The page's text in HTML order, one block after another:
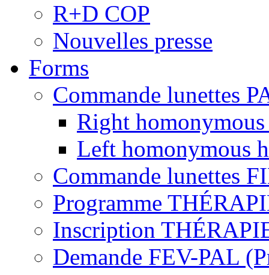
R+D COP
Nouvelles presse
Forms
Commande lunettes
Right
Left homonymous
Commande lunettes
Programme
Inscription
Demande FEV-PAL